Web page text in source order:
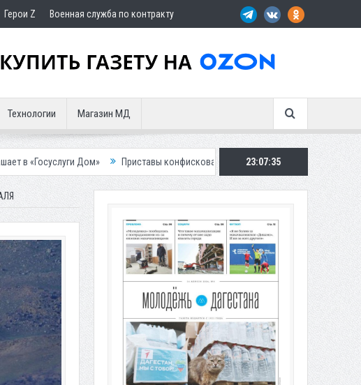
Герои Z Военная служба по контракту
Технологии Магазин МД
Приставы конфисковали двух бурых медведей у жителя Дагестана
23:07:37